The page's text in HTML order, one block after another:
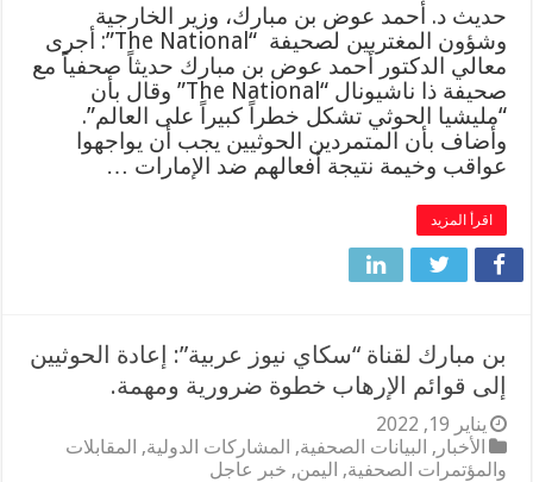
حديث د. أحمد عوض بن مبارك، وزير الخارجية
وشؤون المغتربين لصحيفة “The National”: أجرى
معالي الدكتور أحمد عوض بن مبارك حديثاً صحفياً مع
صحيفة ذا ناشيونال “The National” وقال بأن
“مليشيا الحوثي تشكل خطراً كبيراً على العالم”.
وأضاف بأن المتمردين الحوثيين يجب أن يواجهوا
عواقب وخيمة نتيجة أفعالهم ضد الإمارات …
اقرأ المزيد
بن مبارك لقناة “سكاي نيوز عربية”: إعادة الحوثيين
إلى قوائم الإرهاب خطوة ضرورية ومهمة.
يناير 19, 2022
الأخبار , البيانات الصحفية, المشاركات الدولية, المقابلات
والمؤتمرات الصحفية, اليمن, خبر عاجل